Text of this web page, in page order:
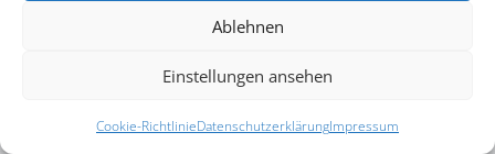
Ablehnen
Einstellungen ansehen
Cookie-RichtlinieDatenschutzerklärungImpressum